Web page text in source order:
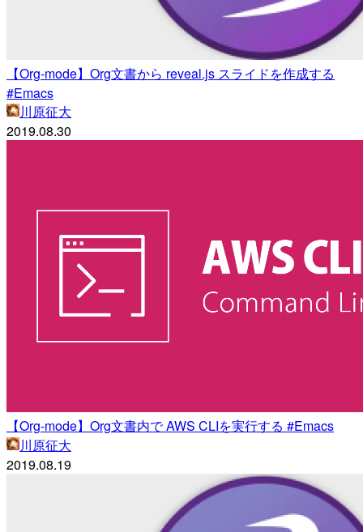
【Org-mode】Org文書から reveal.js スライドを作成する
#Emacs
川原征大
2019.08.30
【Org-mode】Org文書内で AWS CLIを実行する #Emacs
川原征大
2019.08.19